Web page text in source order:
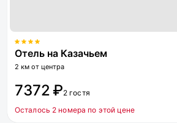
Отель на Казачьем
2 км от центра
7372 ₽2 гостя
Осталось 2 номера по этой цене